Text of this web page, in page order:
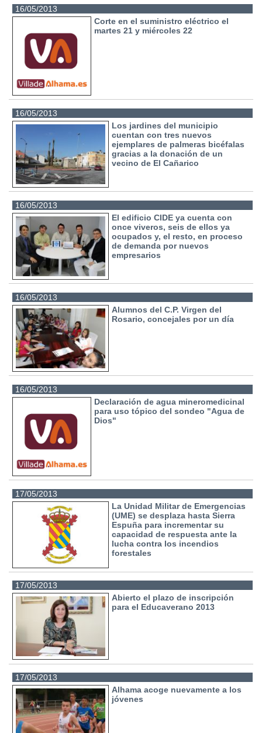
16/05/2013
Corte en el suministro eléctrico el
martes 21 y miércoles 22
16/05/2013
Los jardines del municipio
cuentan con tres nuevos
ejemplares de palmeras bicéfalas
gracias a la donación de un
vecino de El Cañarico
16/05/2013
El edificio CIDE ya cuenta con
once viveros, seis de ellos ya
ocupados y, el resto, en proceso
de demanda por nuevos
empresarios
16/05/2013
Alumnos del C.P. Virgen del
Rosario, concejales por un día
16/05/2013
Declaración de agua mineromedicinal
para uso tópico del sondeo "Agua de
Dios"
17/05/2013
La Unidad Militar de Emergencias
(UME) se desplaza hasta Sierra
Espuña para incrementar su
capacidad de respuesta ante la
lucha contra los incendios
forestales
17/05/2013
Abierto el plazo de inscripción
para el Educaverano 2013
17/05/2013
Alhama acoge nuevamente a los
jóvenes